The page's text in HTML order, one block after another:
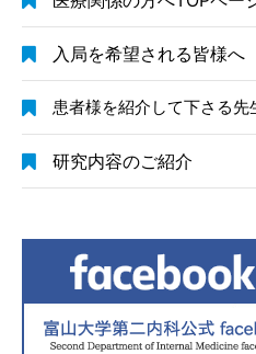
入局を希望される皆様へ
患者様を紹介して下さる先
研究内容のご紹介